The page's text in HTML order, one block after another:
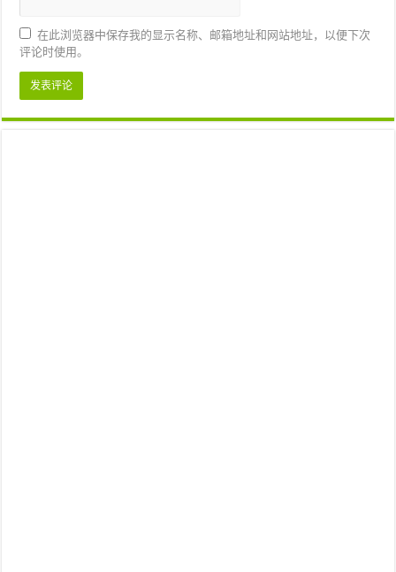
在此浏览器中保存我的显示名称、邮箱地址和网站地址，以便下次
评论时使用。